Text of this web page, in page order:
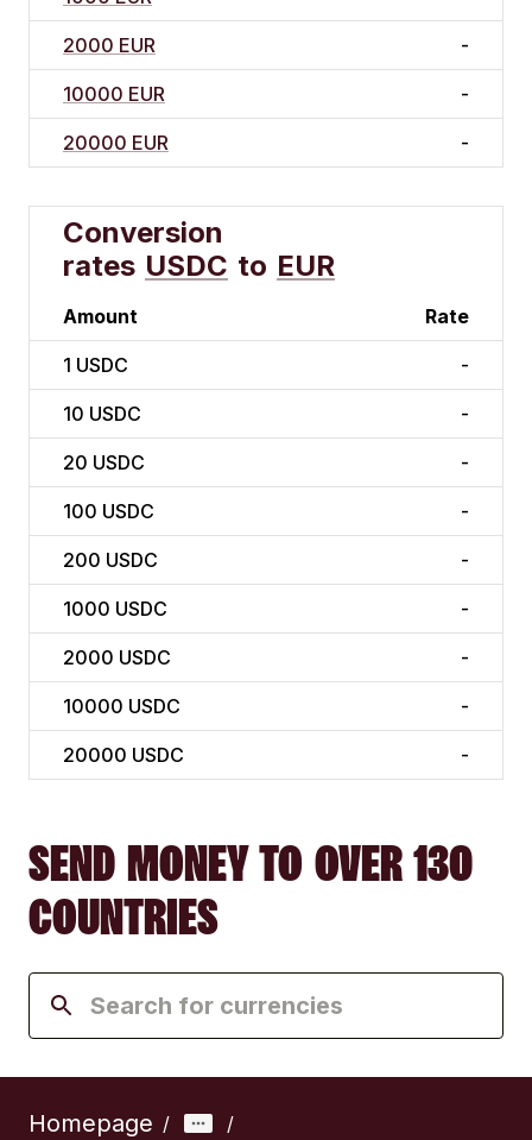
2000 EUR -
10000 EUR -
20000 EUR -
Conversion
rates USDC to EUR
Amount Rate
1 USDC -
10 USDC -
20 USDC -
100 USDC -
200 USDC -
1000 USDC -
2000 USDC -
10000 USDC -
20000 USDC -
SEND MONEY TO OVER 130
COUNTRIES
Homepage / /